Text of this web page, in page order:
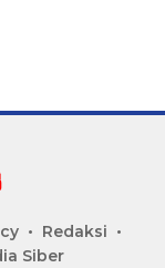
Redaksi
Siber